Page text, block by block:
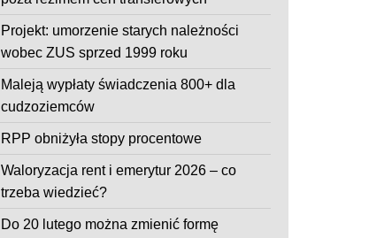
Projekt: umorzenie starych należności
wobec ZUS sprzed 1999 roku
Maleją wypłaty świadczenia 800+ dla
cudzoziemców
RPP obniżyła stopy procentowe
Waloryzacja rent i emerytur 2026 – co
trzeba wiedzieć?
Do 20 lutego można zmienić formę